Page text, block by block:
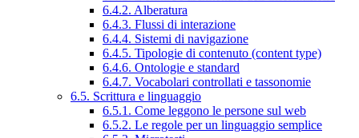
6.4.2. Alberatura
6.4.3. Flussi di interazione
6.4.4. Sistemi di navigazione
6.4.5. Tipologie di contenuto (content type)
6.4.6. Ontologie e standard
6.4.7. Vocabolari controllati e tassonomie
6.5. Scrittura e linguaggio
6.5.1. Come leggono le persone sul web
6.5.2. Le regole per un linguaggio semplice